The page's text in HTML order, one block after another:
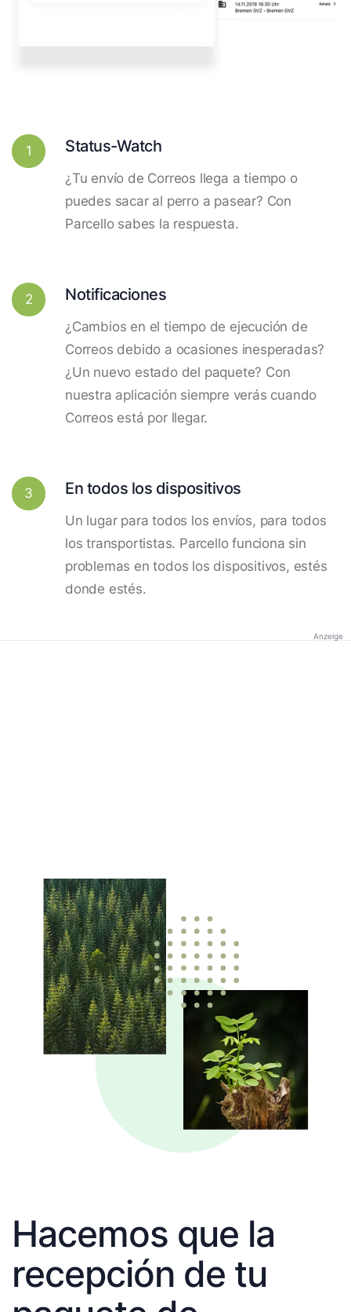
1 Status-Watch
¿Tu envío de Correos llega a tiempo o
puedes sacar al perro a pasear? Con
Parcello sabes la respuesta.
2 Notificaciones
¿Cambios en el tiempo de ejecución de
Correos debido a ocasiones inesperadas?
¿Un nuevo estado del paquete? Con
nuestra aplicación siempre verás cuando
Correos está por llegar.
3 En todos los dispositivos
Un lugar para todos los envíos, para todos
los transportistas. Parcello funciona sin
problemas en todos los dispositivos, estés
donde estés.
Anzeige
Hacemos que la
recepción de tu